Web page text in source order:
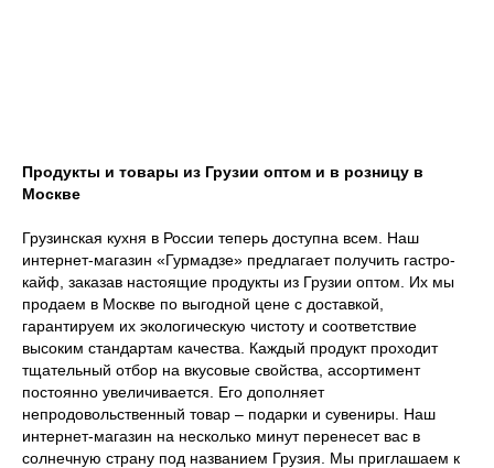
Продукты и товары из Грузии оптом и в розницу в
Москве
Грузинская кухня в России теперь доступна всем. Наш
интернет-магазин «Гурмадзе» предлагает получить гастро-
кайф, заказав настоящие продукты из Грузии оптом. Их мы
продаем в Москве по выгодной цене с доставкой,
гарантируем их экологическую чистоту и соответствие
высоким стандартам качества. Каждый продукт проходит
тщательный отбор на вкусовые свойства, ассортимент
постоянно увеличивается. Его дополняет
непродовольственный товар – подарки и сувениры. Наш
интернет-магазин на несколько минут перенесет вас в
солнечную страну под названием Грузия. Мы приглашаем к